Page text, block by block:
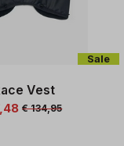
Sale
Vest
€ 134,95